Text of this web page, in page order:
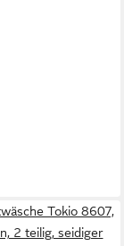
Tokio 8607,
2 teilig, seidiger